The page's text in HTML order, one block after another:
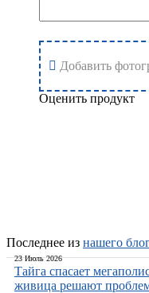
Добавить
Оценить продукт
Последнее из нашего
23 Июль 2026
Тайга спасает
живица решают